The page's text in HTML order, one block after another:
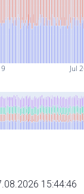
Jul
15:44:46